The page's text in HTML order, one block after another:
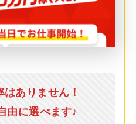
ありません！
由に選べます♪